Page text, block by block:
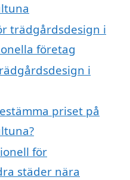
trädgårdsdesign i
företag
i
priset på
för
städer nära